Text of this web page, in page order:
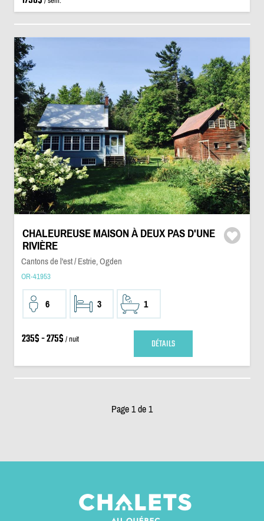
CHALEUREUSE MAISON À DEUX PAS D'UNE
RIVIÈRE
Cantons de l'est / Estrie, Ogden
OR-41953
6 3 1
235$ - 275$ / nuit DÉTAILS
Page 1 de 1